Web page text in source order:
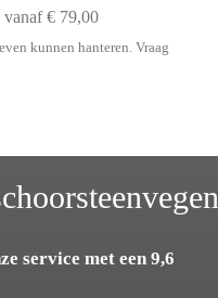
vanaf € 79,00
kunnen hanteren. Vraag
service met een 9,6